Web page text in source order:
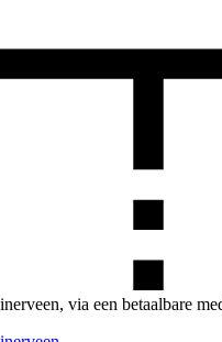
via een betaalbare